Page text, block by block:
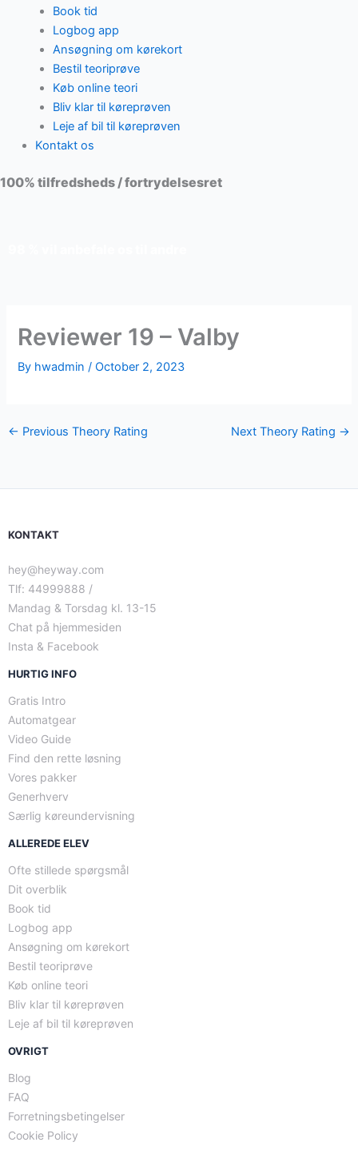
Book tid
Logbog app
Ansøgning om kørekort
Bestil teoriprøve
Køb online teori
Bliv klar til køreprøven
Leje af bil til køreprøven
Kontakt os
100% tilfredsheds / fortrydelsesret
Reviewer 19 – Valby
By hwadmin/October 2, 2023
← Previous Theory Rating Next Theory Rating →
KONTAKT
hey@heyway.com
Tlf: 44999888 /
Mandag & Torsdag kl. 13-15
Chat på hjemmesiden
Insta & Facebook
HURTIG INFO
Gratis Intro
Automatgear
Video Guide
Find den rette løsning
Vores pakker
Generhverv
Særlig køreundervisning
ALLEREDE ELEV
Ofte stillede spørgsmål
Dit overblik
Book tid
Logbog app
Ansøgning om kørekort
Bestil teoriprøve
Køb online teori
Bliv klar til køreprøven
Leje af bil til køreprøven
OVRIGT
Blog
FAQ
Forretningsbetingelser
Cookie Policy